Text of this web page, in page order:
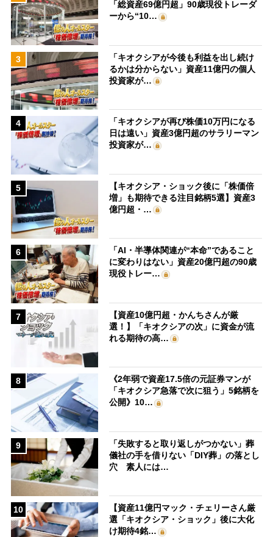
「総資産69億円超」90歳現役トレーダ
ーから“10…
3
「キオクシアが今後も利益を出し続け
るかは分からない」資産11億円の個人
投資家が…
4
「キオクシアが再び株価10万円になる
日は遠い」資産3億円超のサラリーマン
投資家が…
5
【キオクシア・ショック後に「株価倍
増」も期待できる注目銘柄5選】資産3
億円超・…
6
「AI・半導体関連が“本命”であること
に変わりはない」資産20億円超の90歳
現役トレー…
7
【資産10億円超・かんちさんが厳
選！】「キオクシアの次」に資金が流
れる期待の高…
8
《2年弱で資産17.5倍の元証券マンが
「キオクシア急落で次に狙う」5銘柄を
公開》10…
9
「失敗すると取り返しがつかない」葬
儀社の手を借りない「DIY葬」の落とし
穴 素人には…
10
【資産11億円マック・チェリーさん厳
選「キオクシア・ショック」後に大化
け期待4銘…